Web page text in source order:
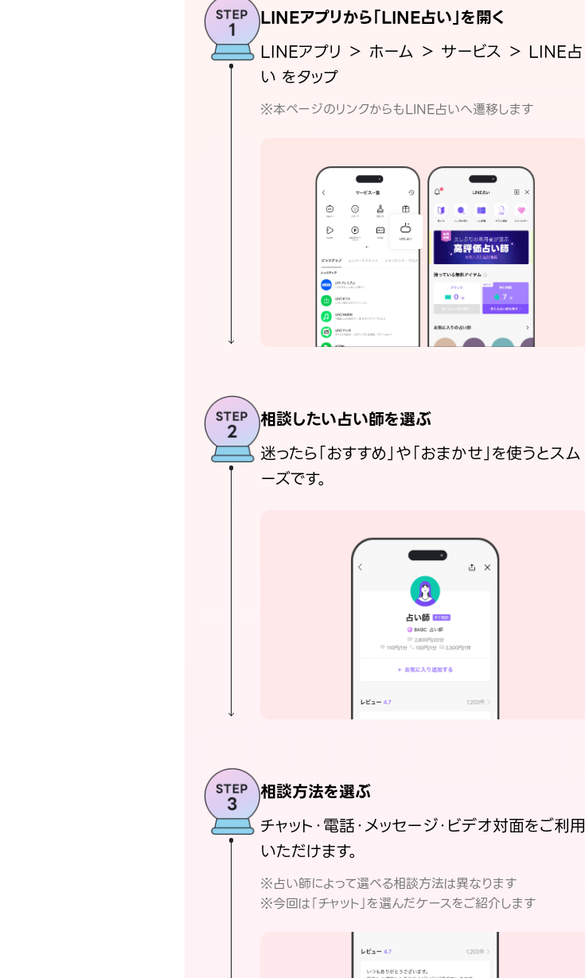
LINEアプリから「LINE占い」を開く
LINEアプリ ＞ ホーム ＞ サービス ＞ LINE占
い をタップ
※本ページのリンクからもLINE占いへ遷移します
相談したい占い師を選ぶ
迷ったら「おすすめ」や「おまかせ」を使うとスム
ーズです。
相談方法を選ぶ
チャット・電話・メッセージ・ビデオ対面をご利用
いただけます。
※占い師によって選べる相談方法は異なります
※今回は「チャット」を選んだケースをご紹介します